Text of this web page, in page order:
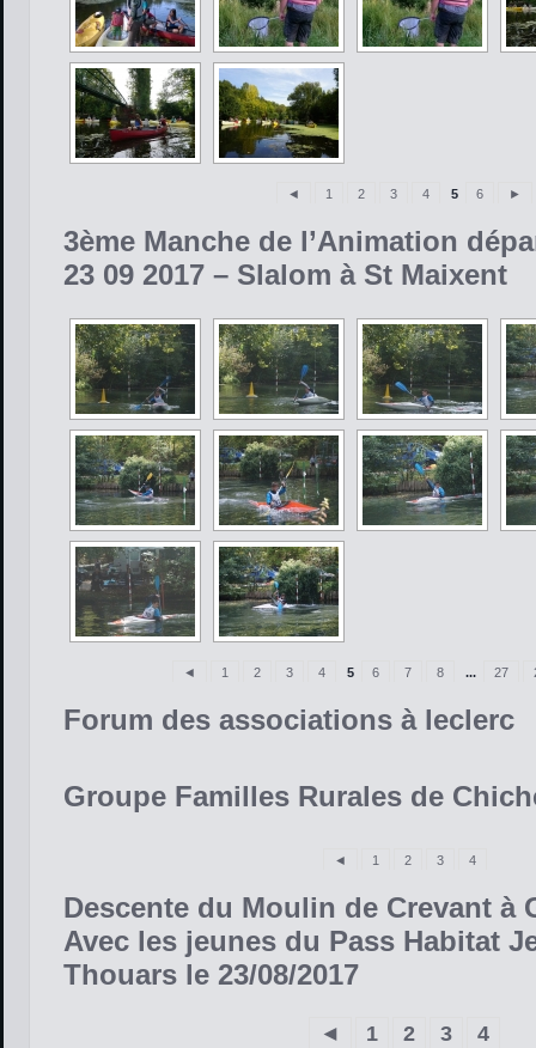
◄ 1 2 3 4 5 6 ►
3ème Manche de l’Animation
23 09 2017 – Slalom à St Maixent
◄ 1 2 3 4 5 6 7 8 ... 27
Forum des associations à leclerc
Groupe Familles Rurales de
◄ 1 2 3 4
Descente du Moulin de Crevant à
Avec les jeunes du Pass Habitat
Thouars le 23/08/2017
◄ 1 2 3 4